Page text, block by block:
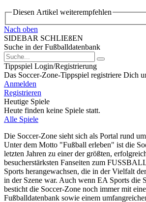
Diesen Artikel weiterempfehlen
Nach oben
SIDEBAR SCHLIEßEN
Suche in der Fußballdatenbank
Tippspiel Login/Registrierung
Das Soccer-Zone-Tippspiel registriere Dich
Anmelden
Registrieren
Heutige Spiele
Heute finden keine Spiele statt.
Alle Spiele
Die Soccer-Zone sieht sich als Portal rund
Unter dem Motto "Fußball erleben" ist die
letzten Jahren zu einer der größten,
besucherstärksten Fanseiten zum
Sports herangewachsen, die in der Vielfalt
in der Szene war. Auch wenn EA Sports die
besticht die Soccer-Zone noch immer mit
Fußballdatenbank sowie einem